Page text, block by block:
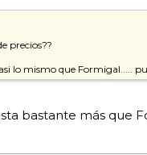
precios??
lo mismo que Formigal.....
bastante más que